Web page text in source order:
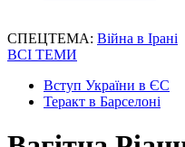
СПЕЦТЕМА: Війна в Ірані
ВСІ ТЕМИ
Вступ України в ЄС
Теракт в Барселоні